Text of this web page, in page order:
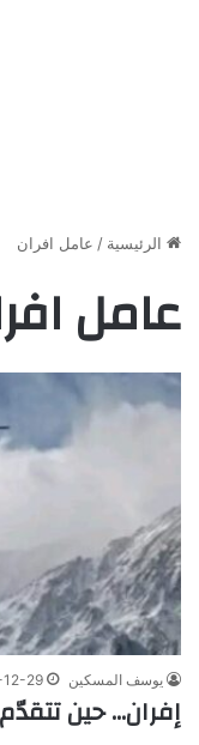
الرئيسية / عامل افران
عامل
يوسف المسكين 29
إفران… حين